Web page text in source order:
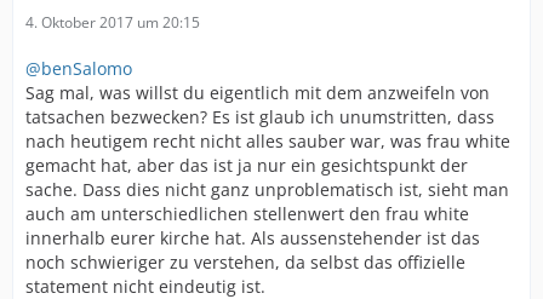
4. Oktober 2017 um 20:15
@benSalomo
Sag mal, was willst du eigentlich mit dem anzweifeln von
tatsachen bezwecken? Es ist glaub ich unumstritten, dass
nach heutigem recht nicht alles sauber war, was frau white
gemacht hat, aber das ist ja nur ein gesichtspunkt der
sache. Dass dies nicht ganz unproblematisch ist, sieht man
auch am unterschiedlichen stellenwert den frau white
innerhalb eurer kirche hat. Als aussenstehender ist das
noch schwieriger zu verstehen, da selbst das offizielle
statement nicht eindeutig ist.